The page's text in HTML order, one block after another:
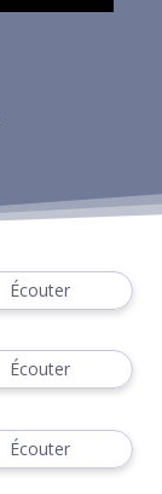
Écouter
Écouter
Écouter